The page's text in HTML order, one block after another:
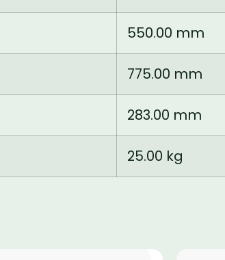
550.00 mm
775.00 mm
283.00 mm
25.00 kg